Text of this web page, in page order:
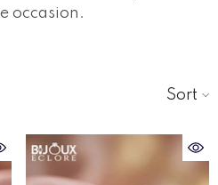
occasion.
Sort